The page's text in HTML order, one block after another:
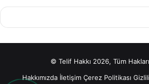
© Telif Hakkı 2026, Tüm Hakları
Hakkımızda İletişim Çerez Politikası